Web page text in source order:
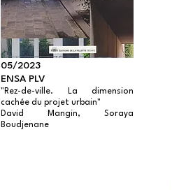
05/2023
ENSA PLV
"Rez-de-ville. La dimension
cachée du projet urbain"
David Mangin, Soraya
Boudjenane